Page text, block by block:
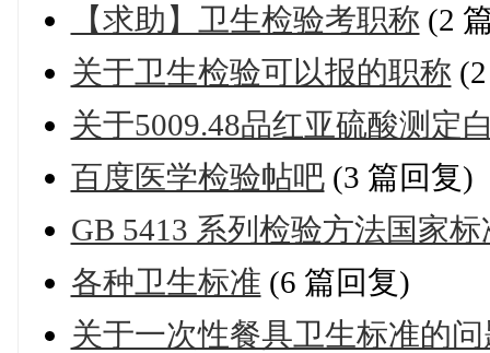
【求助】卫生检验考职称 (2
关于卫生检验可以报的职称
关于5009.48品红亚硫酸测定
百度医学检验帖吧(3 篇回复)
GB 5413 系列检验方法国家
各种卫生标准 (6 篇回复)
关于一次性餐具卫生标准的问